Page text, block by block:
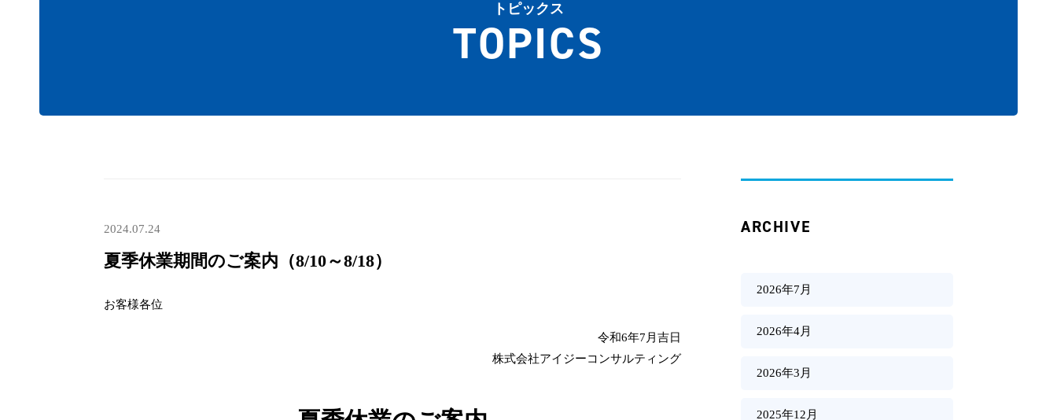
トピックス
TOPICS
2024.07.24
夏季休業期間のご案内（8/10～8/18）
お客様各位
令和6年7月吉日
株式会社アイジーコンサルティング
ARCHIVE
2026年7月
2026年4月
2026年3月
2025年12月